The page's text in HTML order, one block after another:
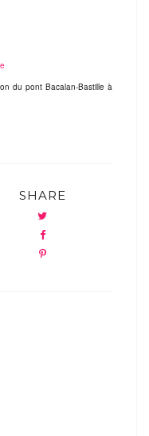
du pont Bacalan-Bastille à
SHARE